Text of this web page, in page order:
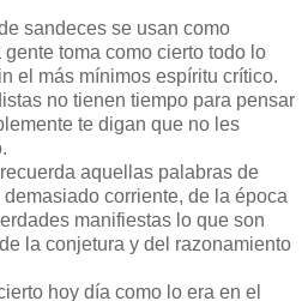
sandeces se usan como
toma como cierto todo lo
el más mínimos espíritu crítico.
no tienen tiempo para pensar
te digan que no les
aquellas palabras de
corriente, de la época
manifiestas lo que son
la conjetura y del razonamiento
hoy día como lo era en el